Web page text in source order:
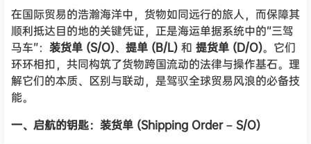
在国际贸易的浩瀚海洋中，货物如同远行的旅人，而保障其
顺利抵达目的地的关键凭证，正是海运单据系统中的“三驾
马车”： 装货单 (S/O)、 提单 (B/L) 和 提货单 (D/O)。它们
环环相扣，共同构筑了货物跨国流动的法律与操作基石。理
解它们的本质、区别与联动，是驾驭全球贸易风浪的必备技
能。
一、启航的钥匙：装货单 (Shipping Order – S/O)